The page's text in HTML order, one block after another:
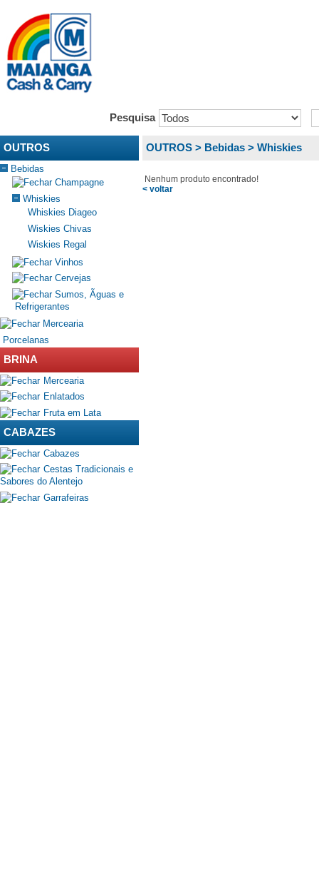
Pesquisa
OUTROS
Bebidas
Champagne
Whiskies
Whiskies Diageo
Wiskies Chivas
Wiskies Regal
Vinhos
Cervejas
Sumos, Ãguas e
Refrigerantes
Mercearia
Porcelanas
BRINA
Mercearia
Enlatados
Fruta em Lata
CABAZES
Cabazes
Cestas Tradicionais e
Sabores do Alentejo
Garrafeiras
OUTROS > Bebidas > Whiskies
Nenhum produto encontrado!
< voltar